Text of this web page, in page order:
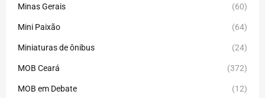
Minas Gerais (60)
Mini Paixão (64)
Miniaturas de ônibus (24)
MOB Ceará (372)
MOB em Debate (12)